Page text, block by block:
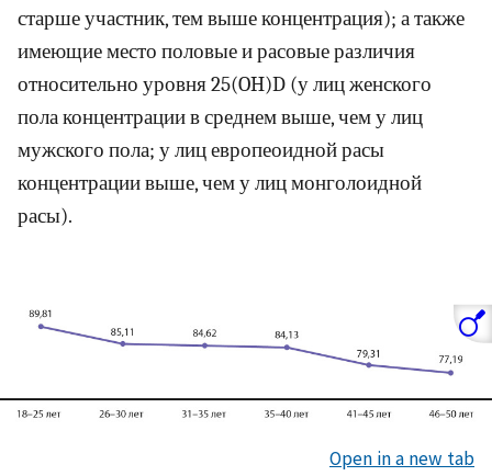
старше участник, тем выше концентрация); а также
имеющие место половые и расовые различия
относительно уровня 25(OH)D (у лиц женского
пола концентрации в среднем выше, чем у лиц
мужского пола; у лиц европеоидной расы
концентрации выше, чем у лиц монголоидной
расы).
Open in a new tab